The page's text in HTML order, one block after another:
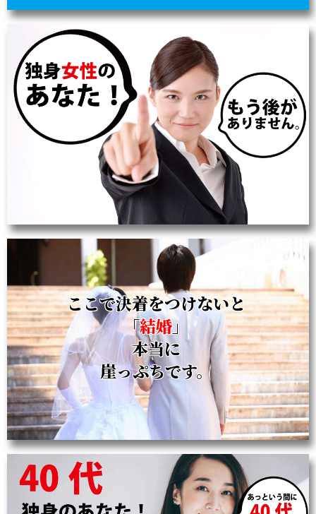
ここで決着をつけないと
「結婚」
本当に
崖っぷちです。